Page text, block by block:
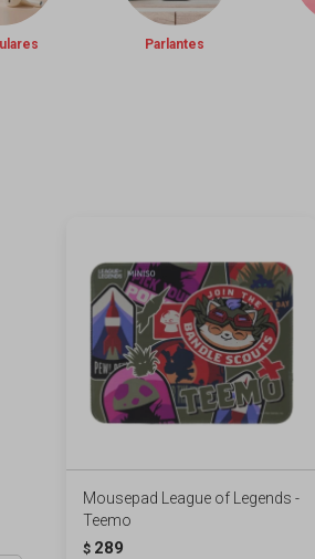
Parlantes
Mousepad League of Legends -
Teemo
$ 289